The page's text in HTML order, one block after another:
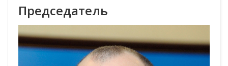
Председатель